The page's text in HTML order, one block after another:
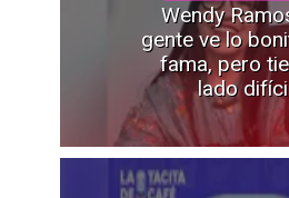
Wendy
gente ve lo
fama, pero
lado